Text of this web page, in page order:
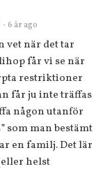
• 6 år ago
vet när det tar
får vi se när
restriktioner
får ju inte träffas
någon utanför
som man bestämt
en familj. Det lär
helst